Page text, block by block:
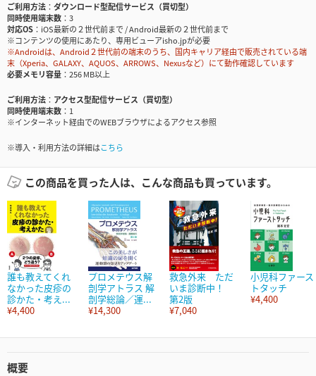
ご利用方法
ダウンロード型配信サービス（買切型）
同時使用端末数
3
対応OS
iOS最新の２世代前まで / Android最新の２世代前まで
※コンテンツの使用にあたり、専用ビューアisho.jpが必要
※Androidは、Android２世代前の端末のうち、国内キャリア経由で販売されている端
末（Xperia、GALAXY、AQUOS、ARROWS、Nexusなど）にて動作確認しています
必要メモリ容量
256 MB以上
ご利用方法
アクセス型配信サービス（買切型）
同時使用端末数
1
※インターネット経由でのWEBブラウザによるアクセス参照
※導入・利用方法の詳細はこちら
この商品を買った人は、こんな商品も買っています。
誰も教えてくれ
なかった皮疹の
診かた・考え...
¥4,400
プロメテウス解
剖学アトラス 解
剖学総論／運...
¥14,300
救急外来 ただ
いま診断中！
第2版
¥7,040
小児科ファース
トタッチ
¥4,400
概要